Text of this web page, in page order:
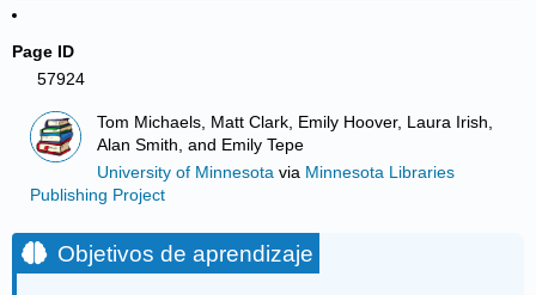
Page ID
57924
Tom Michaels, Matt Clark, Emily Hoover, Laura Irish,
Alan Smith, and Emily Tepe
University of Minnesota via Minnesota Libraries
Publishing Project
Objetivos de aprendizaje